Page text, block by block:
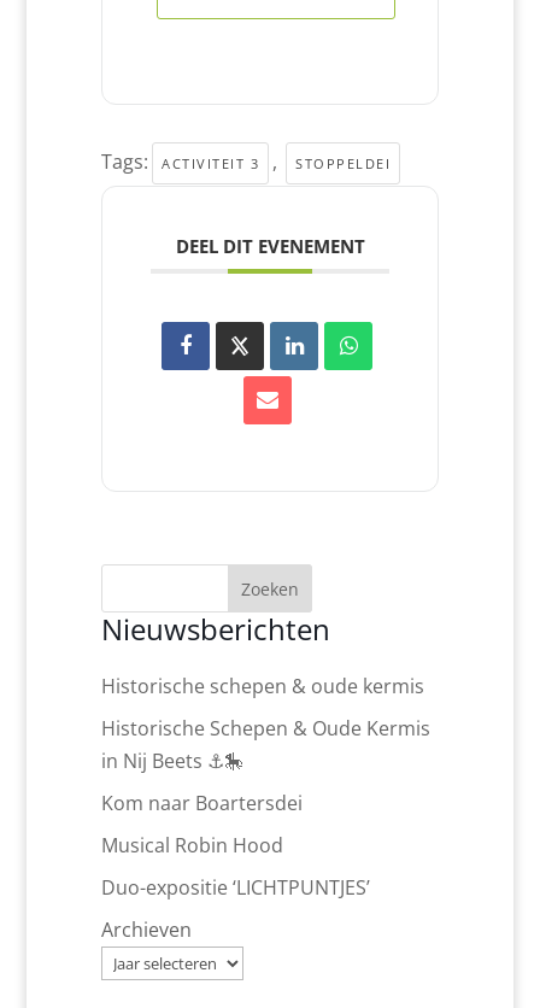
Tags: ACTIVITEIT 3 , STOPPELDEI
DEEL DIT EVENEMENT
Zoeken
Nieuwsberichten
Historische schepen & oude kermis
Historische Schepen & Oude Kermis
in Nij Beets ⚓🎠
Kom naar Boartersdei
Musical Robin Hood
Duo-expositie ‘LICHTPUNTJES’
Archieven